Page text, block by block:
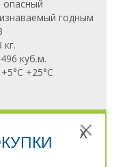
опасный
годным
куб.м.
+25°С
x